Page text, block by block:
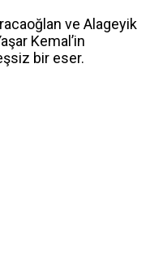
ve Alageyik
Kemal’in
bir eser.